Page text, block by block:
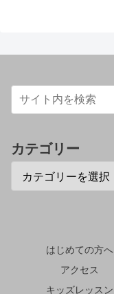
カテゴリー
はじめての方へ
アクセス
キッズレッスン